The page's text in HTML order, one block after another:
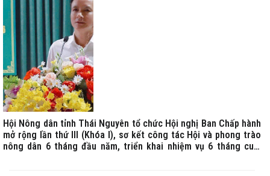
Hội Nông dân tỉnh Thái Nguyên tổ chức Hội nghị Ban Chấp hành
mở rộng lần thứ III (Khóa I), sơ kết công tác Hội và phong trào
nông dân 6 tháng đầu năm, triển khai nhiệm vụ 6 tháng cuối